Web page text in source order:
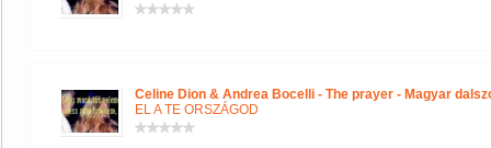
Celine Dion & Andrea Bocelli - The prayer - Magyar
EL A TE ORSZÁGOD